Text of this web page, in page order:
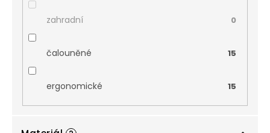
zahradní 0
čalouněné 15
ergonomické 15